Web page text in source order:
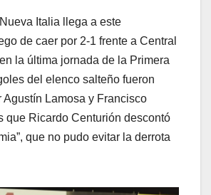
Italia llega a este
de caer por 2-1 frente a Central
la última jornada de la Primera
del elenco salteño fueron
Agustín Lamosa y Francisco
que Ricardo Centurión descontó
que no pudo evitar la derrota